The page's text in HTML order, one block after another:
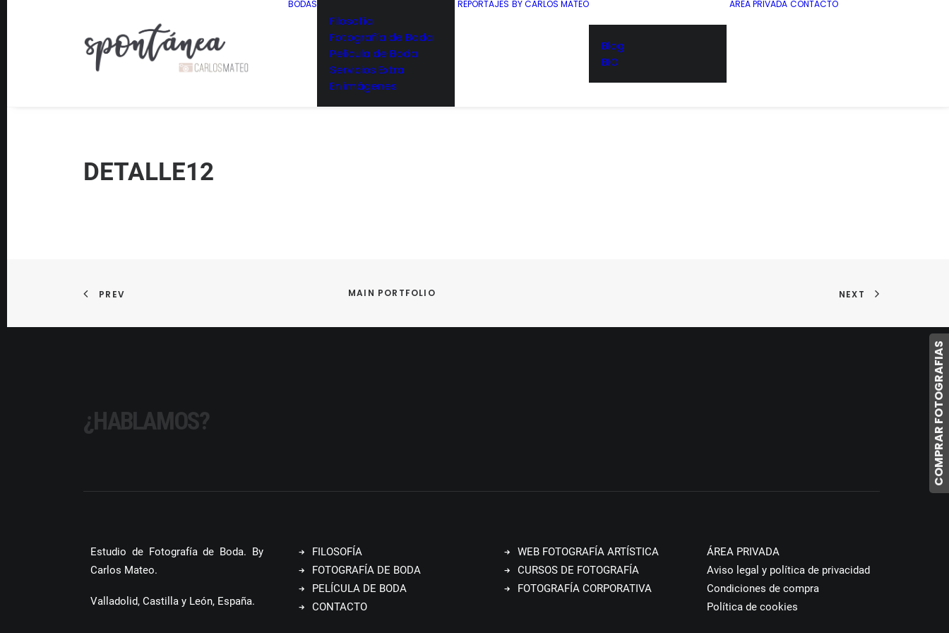
BODAS
Filosofía
Fotografía de Boda
Película de Boda
Servicios Extra
En imágenes
REPORTAJES BY CARLOS MATEO
Blog
BIO
AREA PRIVADA CONTACTO
DETALLE12
PREV MAIN PORTFOLIO NEXT
¿HABLAMOS?
Estudio de Fotografía de Boda. By
Carlos Mateo.
Valladolid, Castilla y León, España.
FILOSOFÍA
FOTOGRAFÍA DE BODA
PELÍCULA DE BODA
CONTACTO
WEB FOTOGRAFÍA ARTÍSTICA
CURSOS DE FOTOGRAFÍA
FOTOGRAFÍA CORPORATIVA
ÁREA PRIVADA
Aviso legal y política de privacidad
Condiciones de compra
Política de cookies
COMPRAR FOTOGRAFIAS